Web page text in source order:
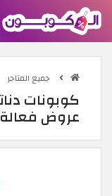
جميع المتاجر
عروض فعالة 100% اليوم